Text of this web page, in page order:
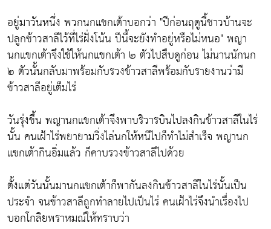
อยู่มาวันหนึ่ง พวกนกแขกเต้าบอกว่า "ปีก่อนฤดูนี้ชาวบ้านจะ
ปลูกข้าวสาลีไว้ที่ไร่ฝั่งโน้น ปีนี้จะยังทำอยู่หรือไม่หนอ" พญา
นกแขกเต้าจึงใช้ให้นกแขกเต้า ๒ ตัวไปสืบดูก่อน ไม่นานนักนก
๒ ตัวนั้นกลับมาพร้อมกับรวงข้าวสาลีพร้อมกับรายงานว่ามี
ข้าวสาลีอยู่เต็มไร่
วันรุ่งขึ้น พญานกแขกเต้าจึงพาบริวารบินไปลงกินข้าวสาลีในไร่
นั้น คนเฝ้าไร่พยายามวิ่งไล่นกให้หนีไปก็ทำไม่สำเร็จ พญานก
แขกเต้ากินอิ่มแล้ว ก็คาบรวงข้าวสาลีไปด้วย
ตั้งแต่วันนั้นมานกแขกเต้าก็พากันลงกินข้าวสาลีในไร่นั้นเป็น
ประจำ จนข้าวสาลีถูกทำลายไปเป็นไร่ คนเฝ้าไร่จึงนำเรื่องไป
บอกโกลิยพราหมณ์ให้ทราบว่า